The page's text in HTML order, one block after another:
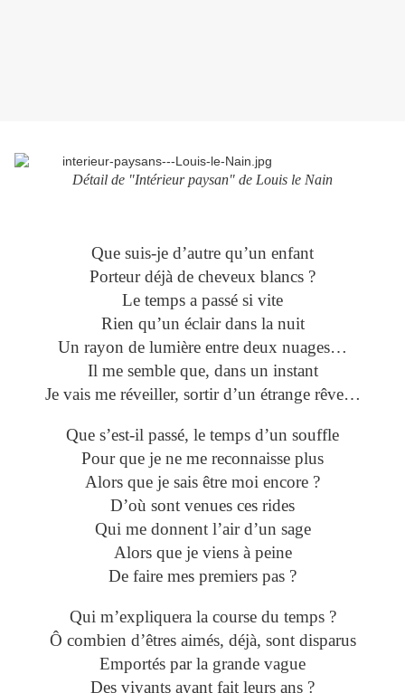
Détail de "Intérieur paysan" de Louis le Nain
Que suis-je d’autre qu’un enfant
Porteur déjà de cheveux blancs ?
Le temps a passé si vite
Rien qu’un éclair dans la nuit
Un rayon de lumière entre deux nuages…
Il me semble que, dans un instant
Je vais me réveiller, sortir d’un étrange rêve…
Que s’est-il passé, le temps d’un souffle
Pour que je ne me reconnaisse plus
Alors que je sais être moi encore ?
D’où sont venues ces rides
Qui me donnent l’air d’un sage
Alors que je viens à peine
De faire mes premiers pas ?
Qui m’expliquera la course du temps ?
Ô combien d’êtres aimés, déjà, sont disparus
Emportés par la grande vague
Des vivants ayant fait leurs ans ?